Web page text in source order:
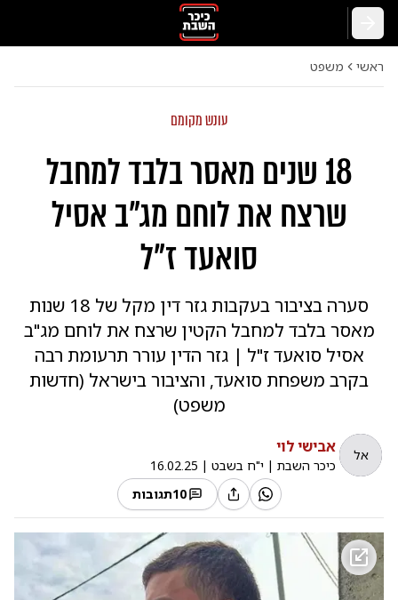
ראשי משפט
עונש מקומם
18 שנים מאסר בלבד למחבל
שרצח את לוחם מג"ב אסיל
סואעד ז"ל
סערה בציבור בעקבות גזר דין מקל של 18 שנות
מאסר בלבד למחבל הקטין שרצח את לוחם מג"ב
אסיל סואעד ז"ל | גזר הדין עורר תרעומת רבה
בקרב משפחת סואעד, והציבור בישראל (חדשות
משפט)
אל אבישי לוי
כיכר השבת | י"ח בשבט |
16.02.25
10תגובות